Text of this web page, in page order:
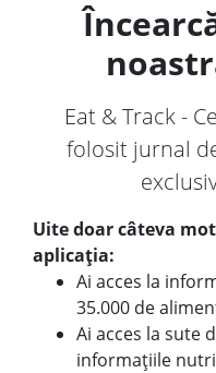
Eat & Track -
folosit jurnal
Uite doar câteva
aplicația:
Ai acces la
35.000 de
Ai acces la sute
informațiile